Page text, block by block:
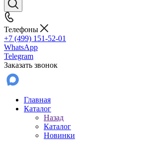
Телефоны
+7 (499) 151-52-01
WhatsApp
Telegram
Заказать звонок
Главная
Каталог
Назад
Каталог
Новинки